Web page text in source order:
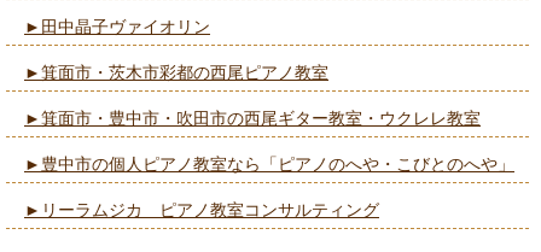
►田中晶子ヴァイオリン
►箕面市・茨木市彩都の西尾ピアノ教室
►箕面市・豊中市・吹田市の西尾ギター教室・ウクレレ教室
►豊中市の個人ピアノ教室なら「ピアノのへや・こびとのへや」
►リーラムジカ ピアノ教室コンサルティング